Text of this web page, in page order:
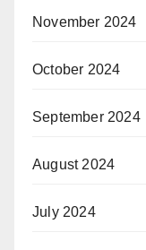
November 2024
October 2024
September 2024
August 2024
July 2024